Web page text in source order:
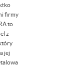
firmy
to
z
jej